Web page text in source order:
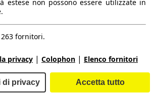
di Accessibilità
estese non possono essere utilizzate in
fornitori.
privacy | Colophon | Elenco fornitori
di privacy Accetta tutto